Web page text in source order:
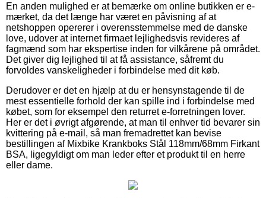
En anden mulighed er at bemærke om online butikken er e-
mærket, da det længe har været en påvisning af at
netshoppen opererer i overensstemmelse med de danske
love, udover at internet firmaet lejlighedsvis revideres af
fagmænd som har ekspertise inden for vilkårene på området.
Det giver dig lejlighed til at få assistance, såfremt du
forvoldes vanskeligheder i forbindelse med dit køb.
Derudover er det en hjælp at du er hensynstagende til de
mest essentielle forhold der kan spille ind i forbindelse med
købet, som for eksempel den returret e-forretningen lover.
Her er det i øvrigt afgørende, at man til enhver tid bevarer sin
kvittering på e-mail, så man fremadrettet kan bevise
bestillingen af Mixbike Krankboks Stål 118mm/68mm Firkant
BSA, ligegyldigt om man leder efter et produkt til en herre
eller dame.